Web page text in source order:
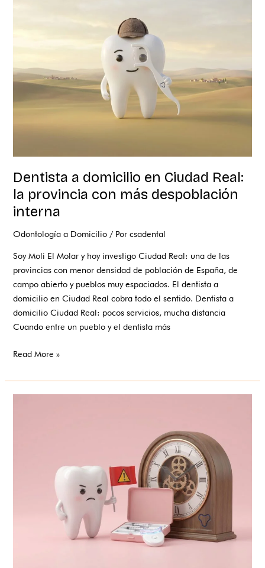
Dentista a domicilio en Ciudad Real:
la provincia con más despoblación
interna
Odontología a Domicilio / Porcsadental
Soy Moli El Molar y hoy investigo Ciudad Real: una de las
provincias con menor densidad de población de España, de
campo abierto y pueblos muy espaciados. El dentista a
domicilio en Ciudad Real cobra todo el sentido. Dentista a
domicilio Ciudad Real: pocos servicios, mucha distancia
Cuando entre un pueblo y el dentista más
la
provincia
Read More »